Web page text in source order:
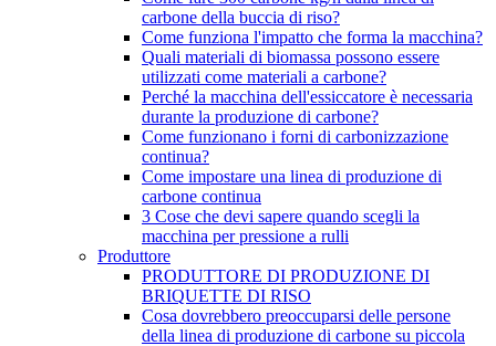
carbone della buccia di riso?
Come funziona l'impatto che forma la macchina?
Quali materiali di biomassa possono essere
utilizzati come materiali a carbone?
Perché la macchina dell'essiccatore è necessaria
durante la produzione di carbone?
Come funzionano i forni di carbonizzazione
continua?
Come impostare una linea di produzione di
carbone continua
3 Cose che devi sapere quando scegli la
macchina per pressione a rulli
Produttore
PRODUTTORE DI PRODUZIONE DI
BRIQUETTE DI RISO
Cosa dovrebbero preoccuparsi delle persone
della linea di produzione di carbone su piccola